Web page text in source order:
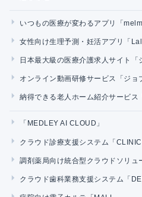
いつもの医療が変わるアプリ「
女性向け生理予測・妊活アプリ「
日本最大級の医療介護求人サイト「
オンライン動画研修サービス「ジョ
納得できる老人ホーム紹介サービス
「MEDLEY AI CLOUD」
クラウド診療支援システム「
調剤薬局向け統合型クラウドソリュ
クラウド歯科業務支援システム「